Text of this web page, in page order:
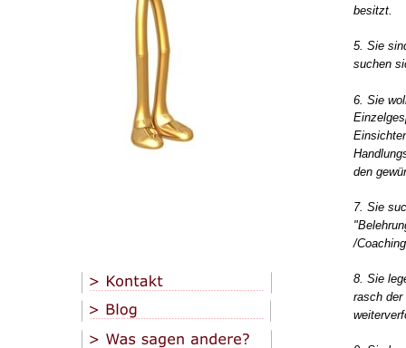
besitzt.
5. Sie
suchen
6. Sie
den
7. Sie
/
8. Sie
rasch der